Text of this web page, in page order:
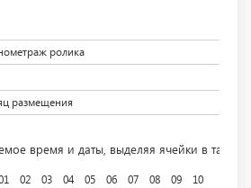
ролика
размещения
время и даты, выделяя ячейки в
02
03
04
05
06
07
08
09
10